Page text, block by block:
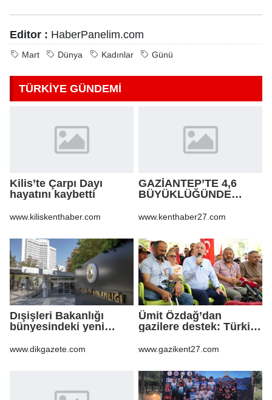
Editor : HaberPanelim.com
Mart Dünya Kadınlar Günü
TÜRKİYE GÜNDEMİ
Kilis’te Çarpı Dayı
hayatını kaybetti
www.kiliskenthaber.com
GAZİANTEP’TE 4,6
BÜYÜKLÜĞÜNDE
www.kenthaber27.com
Dışişleri Bakanlığı
bünyesindeki yeni
Gazete'de
www.dikgazete.com
Ümit Özdağ’dan
gazilere destek: Türkiye
taşımamalı
www.gazikent27.com